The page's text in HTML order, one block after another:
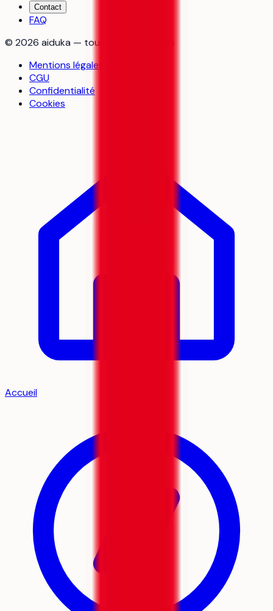
Contact
FAQ
© 2026 aiduka — tous droits réservés
Mentions légales
CGU
Confidentialité
Cookies
Accueil